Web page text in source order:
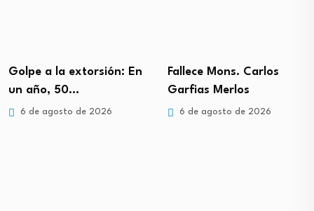
Golpe a la extorsión: En
un año, 50…
6 de agosto de 2026
Fallece Mons. Carlos
Garfias Merlos
6 de agosto de 2026